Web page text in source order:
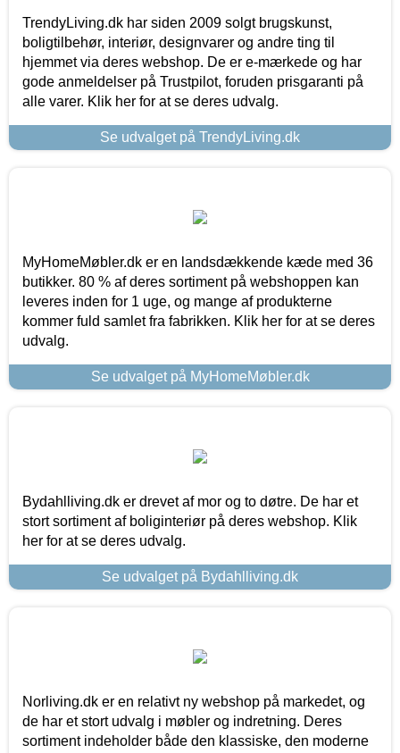
TrendyLiving.dk har siden 2009 solgt brugskunst,
boligtilbehør, interiør, designvarer og andre ting til
hjemmet via deres webshop. De er e-mærkede og har
gode anmeldelser på Trustpilot, foruden prisgaranti på
alle varer. Klik her for at se deres udvalg.
Se udvalget på TrendyLiving.dk
MyHomeMøbler.dk er en landsdækkende kæde med 36
butikker. 80 % af deres sortiment på webshoppen kan
leveres inden for 1 uge, og mange af produkterne
kommer fuld samlet fra fabrikken. Klik her for at se deres
udvalg.
Se udvalget på MyHomeMøbler.dk
Bydahlliving.dk er drevet af mor og to døtre. De har et
stort sortiment af boliginteriør på deres webshop. Klik
her for at se deres udvalg.
Se udvalget på Bydahlliving.dk
Norliving.dk er en relativt ny webshop på markedet, og
de har et stort udvalg i møbler og indretning. Deres
sortiment indeholder både den klassiske, den moderne